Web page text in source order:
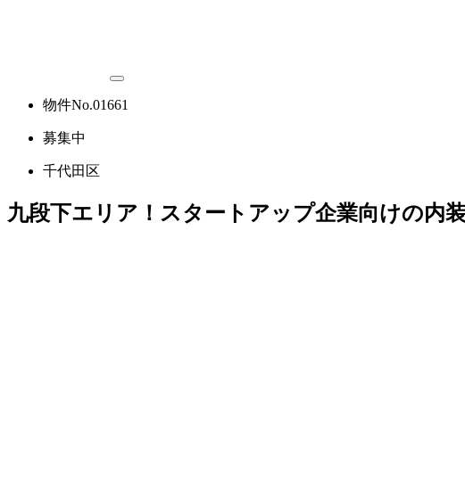
物件No.01661
募集中
千代田区
九段下エリア！スタートアップ企業向けの内